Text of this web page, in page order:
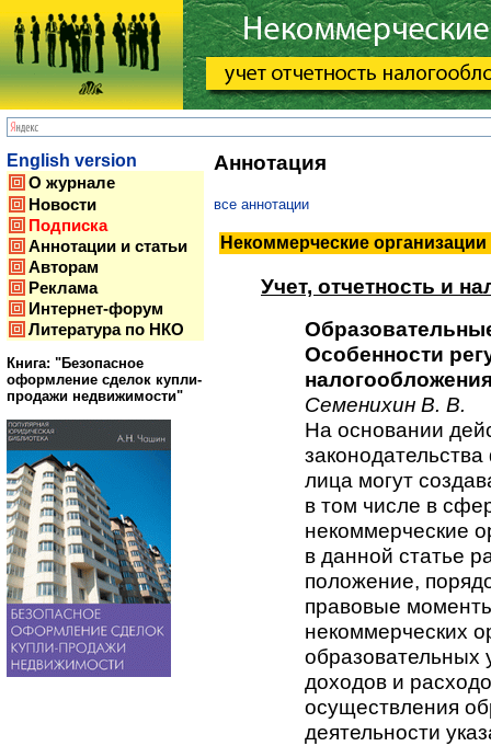
English version
О журнале
Новости
Подписка
Аннотации и статьи
Авторам
Реклама
Интернет-форум
Литература по НКО
Книга: "Безопасное
оформление сделок купли-
продажи недвижимости"
Аннотация
все аннотации
Некоммерческие
Учет, отчетность и
Особенности
Семенихин В. В.
На основании
лица могут
в том числе в
некоммерческие
в данной статье
положение,
правовые
некоммерческих
образовательных
доходов и
осуществления
деятельности